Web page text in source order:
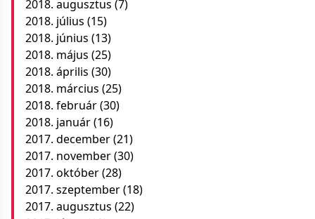
2018. augusztus (7)
2018. július (15)
2018. június (13)
2018. május (25)
2018. április (30)
2018. március (25)
2018. február(30)
2018. január(16)
2017. december(21)
2017. november(30)
2017. október(28)
2017. szeptember(18)
2017. augusztus (22)